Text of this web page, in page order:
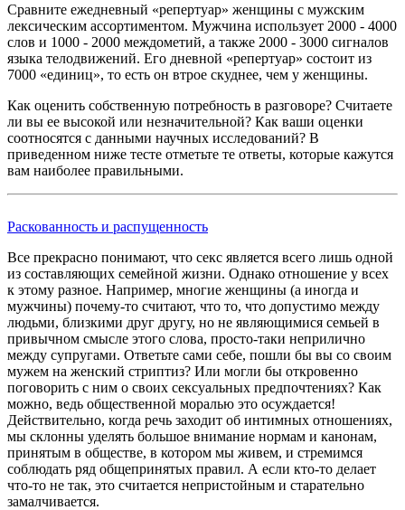
Сравните ежедневный «репертуар» женщины с мужским
лексическим ассортиментом. Мужчина использует 2000 - 4000
слов и 1000 - 2000 междометий, а также 2000 - 3000 сигналов
языка телодвижений. Его дневной «репертуар» состоит из
7000 «единиц», то есть он втрое скуднее, чем у женщины.
Как оценить собственную потребность в разговоре? Считаете
ли вы ее высокой или незначительной? Как ваши оценки
соотносятся с данными научных исследований? В
приведенном ниже тесте отметьте те ответы, которые кажутся
вам наиболее правильными.
Раскованность и распущенность
Все прекрасно понимают, что секс является всего лишь одной
из составляющих семейной жизни. Однако отношение у всех
к этому разное. Например, многие женщины (а иногда и
мужчины) почему-то считают, что то, что допустимо между
людьми, близкими друг другу, но не являющимися семьей в
привычном смысле этого слова, просто-таки неприлично
между супругами. Ответьте сами себе, пошли бы вы со своим
мужем на женский стриптиз? Или могли бы откровенно
поговорить с ним о своих сексуальных предпочтениях? Как
можно, ведь общественной моралью это осуждается!
Действительно, когда речь заходит об интимных отношениях,
мы склонны уделять большое внимание нормам и канонам,
принятым в обществе, в котором мы живем, и стремимся
соблюдать ряд общепринятых правил. А если кто-то делает
что-то не так, это считается непристойным и старательно
замалчивается.